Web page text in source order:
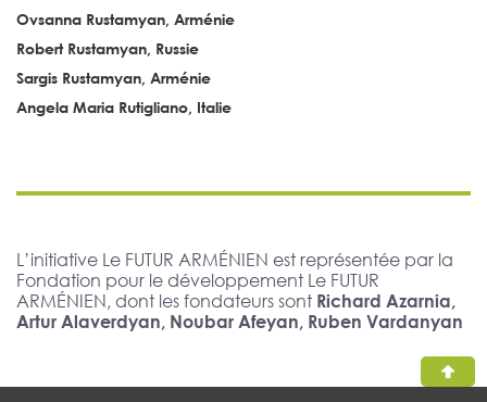
Ovsanna Rustamyan, Arménie
Robert Rustamyan, Russie
Sargis Rustamyan, Arménie
Angela Maria Rutigliano, Italie
L’initiative Le FUTUR ARMÉNIEN est représentée par la
Fondation pour le développement Le FUTUR
ARMÉNIEN, dont les fondateurs sont Richard Azarnia,
Artur Alaverdyan, Noubar Afeyan, Ruben Vardanyan